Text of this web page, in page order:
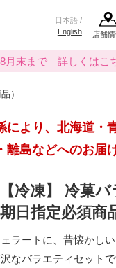
日本語 /
English
店舗
月末まで 詳しくはこ
）
より、北海道・
離島などへのお届
【冷凍】 冷菓
日指定必須商
ラートに、昔懐かし
なバラエティセットで